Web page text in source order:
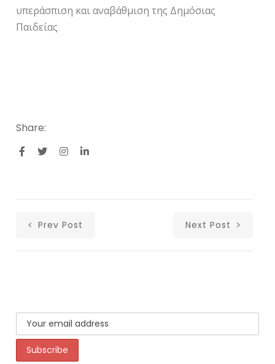
υπεράσπιση και αναβάθμιση της Δημόσιας
Παιδείας
Share:
Prev Post Next Post